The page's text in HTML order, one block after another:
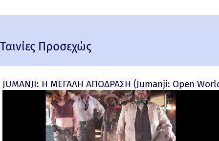
Ταινίες Προσεχώς
JUMANJI: Η ΜΕΓΑΛΗ ΑΠΟΔΡΑΣΗ (Jumanji: Open